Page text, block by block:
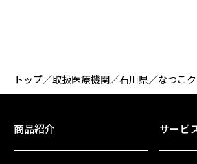
トップ／取扱医療機関／石川県／なつこ
商品紹介 サービ